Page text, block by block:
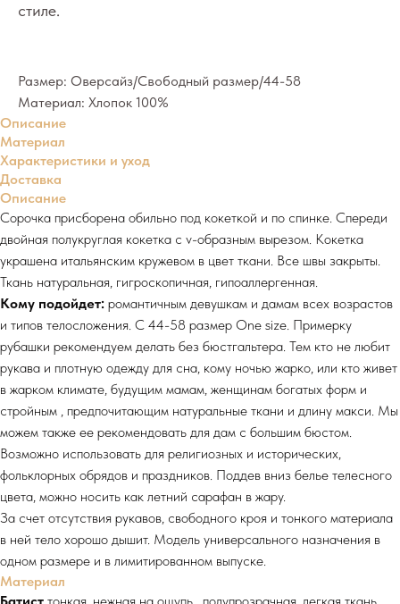
стиле.
Размер: Оверсайз/Свободный размер/44-58
Материал: Хлопок 100%
Описание
Материал
Характеристики и уход
Доставка
Описание
Сорочка присборена обильно под кокеткой и по спинке. Спереди
двойная полукруглая кокетка с v-образным вырезом. Кокетка
украшена итальянским кружевом в цвет ткани. Все швы закрыты.
Ткань натуральная, гигроскопичная, гипоаллергенная.
Кому подойдет: романтичным девушкам и дамам всех возрастов
и типов телосложения. С 44-58 размер One size. Примерку
рубашки рекомендуем делать без бюстгальтера. Тем кто не любит
рукава и плотную одежду для сна, кому ночью жарко, или кто живет
в жарком климате, будущим мамам, женщинам богатых форм и
стройным , предпочитающим натуральные ткани и длину макси. Мы
можем также ее рекомендовать для дам с большим бюстом.
Возможно использовать для религиозных и исторических,
фольклорных обрядов и праздников. Поддев вниз белье телесного
цвета, можно носить как летний сарафан в жару.
За счет отсутствия рукавов, свободного кроя и тонкого материала
в ней тело хорошо дышит. Модель универсального назначения в
одном размере и в лимитированном выпуске.
Материал